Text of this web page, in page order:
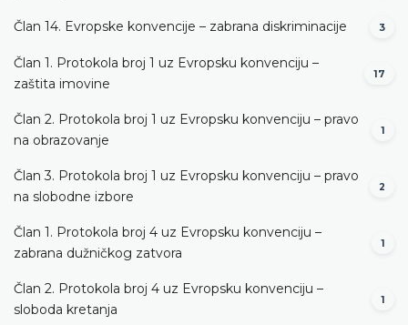
Član 14. Evropske konvencije – zabrana diskriminacije 3
Član 1. Protokola broj 1 uz Evropsku konvenciju –
zaštita imovine
17
Član 2. Protokola broj 1 uz Evropsku konvenciju – pravo
na obrazovanje
1
Član 3. Protokola broj 1 uz Evropsku konvenciju – pravo
na slobodne izbore
2
Član 1. Protokola broj 4 uz Evropsku konvenciju –
zabrana dužničkog zatvora
1
Član 2. Protokola broj 4 uz Evropsku konvenciju –
sloboda kretanja
1